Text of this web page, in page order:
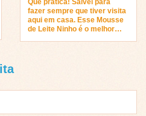
Que prática! Salvei para
fazer sempre que tiver visita
aqui em casa. Esse Mousse
de Leite Ninho é o melhor…